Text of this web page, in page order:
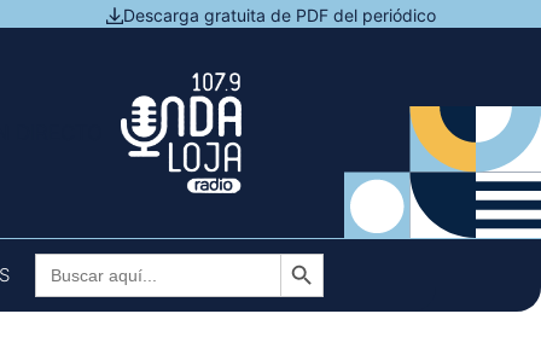
Descarga gratuita de PDF del periódico
Buscar: Botón de búsqueda